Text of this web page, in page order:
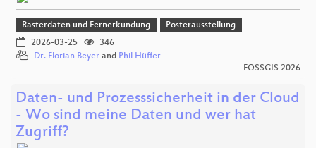
Rasterdaten und Fernerkundung
Posterausstellung
2026-03-25
346
Dr. Florian Beyer and Phil Hüffer
FOSSGIS 2026
Daten- und Prozesssicherheit in der Cloud
- Wo sind meine Daten und wer hat
Zugriff?